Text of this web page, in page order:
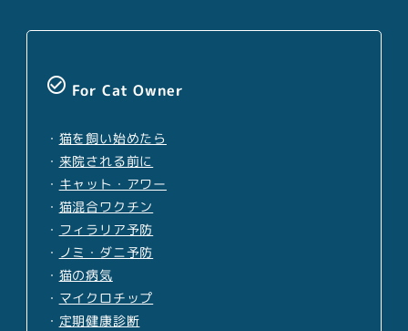
check_circle_outline For Cat Owner
・ 猫を飼い始めたら
・ 来院される前に
・ キャット・アワー
・ 猫混合ワクチン
・ フィラリア予防
・ ノミ・ダニ予防
・ 猫の病気
・ マイクロチップ
・ 定期健康診断